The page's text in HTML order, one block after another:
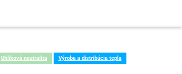
Uhlíková neutralita Výroba a distribúcia tepla